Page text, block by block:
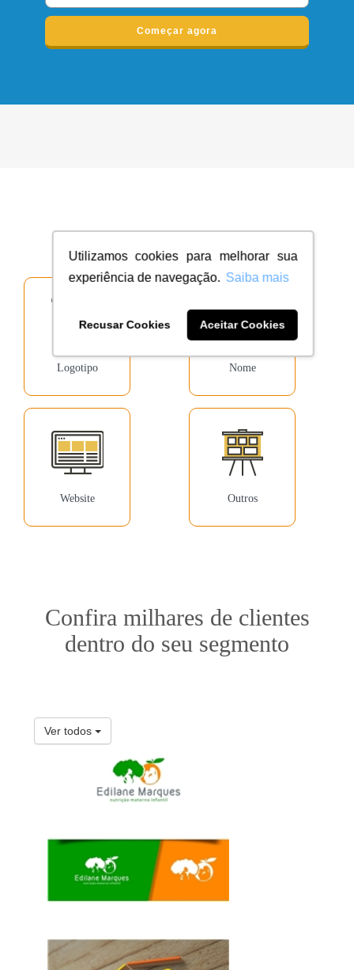
Utilizamos cookies para melhorar sua
experiência de navegação. Saiba mais
Recusar Cookies Aceitar Cookies
Começar agora
Logotipo Nome
Website Outros
Ver todos
Confira milhares de clientes
dentro do seu segmento